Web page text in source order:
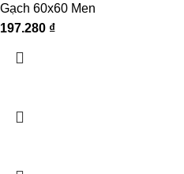
Gạch 60x60 Men
197.280 ₫